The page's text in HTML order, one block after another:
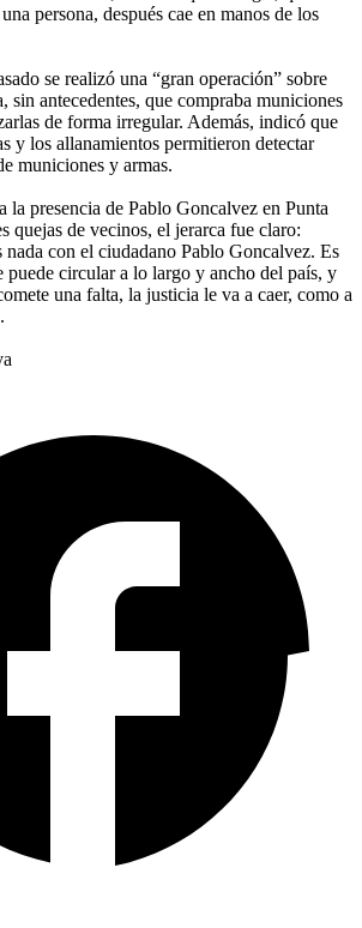
persona, después cae en manos de los
se realizó una “gran operación” sobre
sin antecedentes, que compraba municiones
de forma irregular. Además, indicó que
y los allanamientos permitieron detectar
municiones y armas.
la presencia de Pablo Goncalvez en Punta
quejas de vecinos, el jerarca fue claro:
nada con el ciudadano Pablo Goncalvez. Es
puede circular a lo largo y ancho del país, y
una falta, la justicia le va a caer, como a